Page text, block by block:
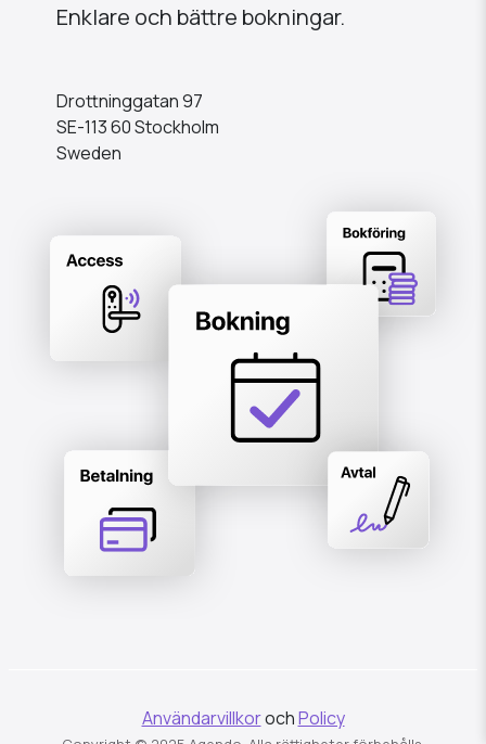
Enklare och bättre bokningar.
Drottninggatan 97
SE-113 60 Stockholm
Sweden
AnvändarvillkorochPolicy